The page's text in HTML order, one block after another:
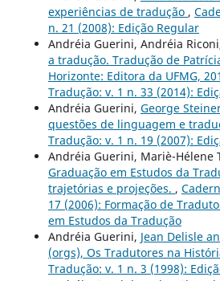
experiências de tradução ,
n. 21 (2008): Edição Regular
Andréia Guerini, Andréia
a tradução. Tradução de
Horizonte: Editora da UFMG,
Tradução: v. 1 n. 33 (2014):
Andréia Guerini, George
questões de linguagem e
Tradução: v. 1 n. 19 (2007):
Andréia Guerini, Mariè-Hélene
Graduação em Estudos da
trajetórias e projeções. ,
17 (2006): Formação de
em Estudos da Tradução
Andréia Guerini, Jean Delisle
(orgs), Os Tradutores na
Tradução: v. 1 n. 3 (1998):